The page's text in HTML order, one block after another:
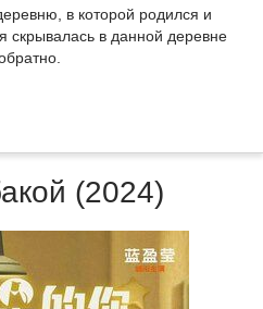
в которой родился и
скрывалась в данной деревне
(2024)